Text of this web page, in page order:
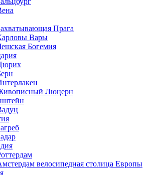
Прага
Вары
Богемия
Люцерн
велосипедная столица Европы